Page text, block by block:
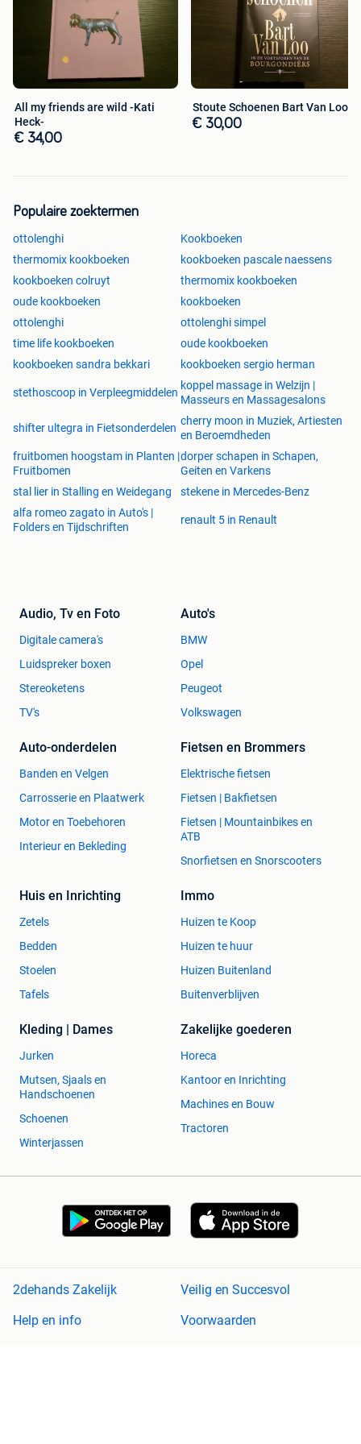
Ophaling of verzending is mogelijk
Verzending naar een postpunt of postkantoor bedraagt
5,40 euro, naar een privéadres 7,10 euro
All my friends are wild -Kati
Heck-
€ 34,00
Stoute Schoenen Bart Van Loo
€ 30,00
Populaire zoektermen
ottolenghi
Kookboeken
thermomix kookboeken
kookboeken pascale naessens
kookboeken colruyt
thermomix kookboeken
oude kookboeken
kookboeken
ottolenghi
ottolenghi simpel
time life kookboeken
oude kookboeken
kookboeken sandra bekkari
kookboeken sergio herman
stethoscoop in Verpleegmiddelen
koppel massage in Welzijn |
Masseurs en Massagesalons
shifter ultegra in Fietsonderdelen
cherry moon in Muziek, Artiesten
en Beroemdheden
fruitbomen hoogstam in Planten |
Fruitbomen
dorper schapen in Schapen,
Geiten en Varkens
stal lier in Stalling en Weidegang
stekene in Mercedes-Benz
alfa romeo zagato in Auto's |
Folders en Tijdschriften
renault 5 in Renault
Audio, Tv en Foto
Digitale camera's
Luidspreker boxen
Stereoketens
TV's
Auto's
BMW
Opel
Peugeot
Volkswagen
Auto-onderdelen
Banden en Velgen
Carrosserie en Plaatwerk
Motor en Toebehoren
Interieur en Bekleding
Fietsen en Brommers
Elektrische fietsen
Fietsen | Bakfietsen
Fietsen | Mountainbikes en
ATB
Snorfietsen en Snorscooters
Huis en Inrichting
Zetels
Bedden
Stoelen
Tafels
Immo
Huizen te Koop
Huizen te huur
Huizen Buitenland
Buitenverblijven
Kleding | Dames
Jurken
Mutsen, Sjaals en
Handschoenen
Schoenen
Winterjassen
Zakelijke goederen
Horeca
Kantoor en Inrichting
Machines en Bouw
Tractoren
2dehands Zakelijk
Veilig en Succesvol
Help en info
Voorwaarden